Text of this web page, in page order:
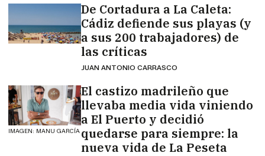
De Cortadura a La Caleta:
Cádiz defiende sus playas (y
a sus 200 trabajadores) de
las críticas
JUAN ANTONIO CARRASCO
IMAGEN: MANU GARCÍA
El castizo madrileño que
llevaba media vida viniendo
a El Puerto y decidió
quedarse para siempre: la
nueva vida de La Peseta